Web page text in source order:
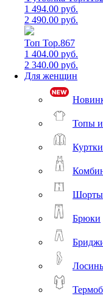
1 494.00 руб.
2 490.00 руб.
Топ Top.867
1 404.00 руб.
2 340.00 руб.
Для женщин
Топы
Шорты
Брюки